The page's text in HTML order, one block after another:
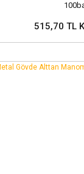
515,70 TL
Sepete